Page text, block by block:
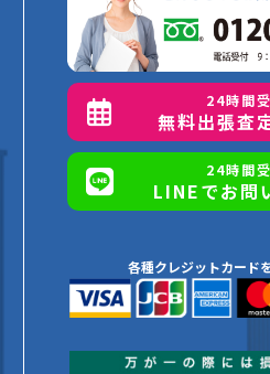
24時間
無料出張査
24時間
LINEでお問
各種クレジットカード